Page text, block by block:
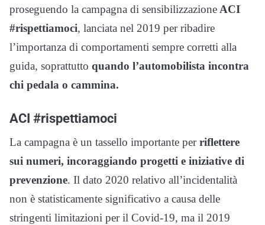
proseguendo la campagna di sensibilizzazione ACI
#rispettiamoci, lanciata nel 2019 per ribadire
l’importanza di comportamenti sempre corretti alla
guida, soprattutto quando l’automobilista incontra
chi pedala o cammina.
ACI #rispettiamoci
La campagna è un tassello importante perriflettere
sui numeri, incoraggiando progetti e iniziative di
prevenzione. Il dato 2020 relativo all’incidentalità
non è statisticamente significativo a causa delle
stringenti limitazioni per il Covid-19, ma il 2019